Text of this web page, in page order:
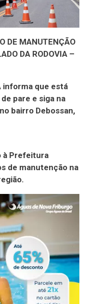
DE MANUTENÇÃO
DA RODOVIA –
informa que está
pare e siga na
bairro Debossan,
à Prefeitura
de manutenção na